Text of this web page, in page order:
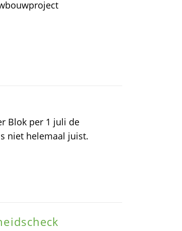
Blok per 1 juli de
niet helemaal juist.